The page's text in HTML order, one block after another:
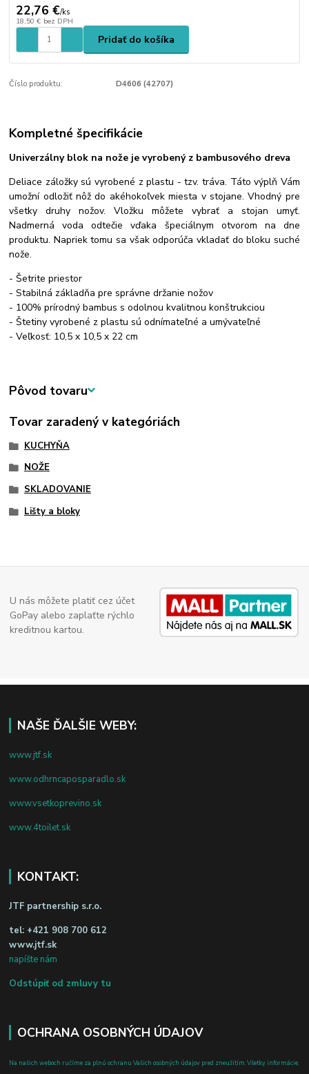
22,76 €/ks
18,50 € bez DPH
Pridať do košíka
Číslo produktu: D4606 (42707)
Kompletné špecifikácie
Univerzálny blok na nože je vyrobený z bambusového dreva
Deliace záložky sú vyrobené z plastu - tzv. tráva. Táto výplň Vám
umožní odložiť nôž do akéhokoľvek miesta v stojane. Vhodný pre
všetky druhy nožov. Vložku môžete vybrať a stojan umyť.
Nadmerná voda odtečie vďaka špeciálnym otvorom na dne
produktu. Napriek tomu sa však odporúča vkladať do bloku suché
nože.
- Šetrite priestor
- Stabilná základňa pre správne držanie nožov
- 100% prírodný bambus s odolnou kvalitnou konštrukciou
- Štetiny vyrobené z plastu sú odnímateľné a umývateľné
- Veľkosť: 10,5 x 10,5 x 22 cm
Pôvod tovaru
Tovar zaradený v kategóriách
KUCHYŇA
NOŽE
SKLADOVANIE
Lišty a bloky
U nás môžete platiť cez účet
GoPay alebo zaplaťte rýchlo
kreditnou kartou.
NAŠE ĎALŠIE WEBY:
www.jtf.sk
www.odhrncaposparadlo.sk
www.vsetkoprevino.sk
www.4toilet.sk
KONTAKT:
JTF partnership s.r.o.
tel: +421 908 700 612
www.jtf.sk
napíšte nám
Odstúpiť od zmluvy tu
OCHRANA OSOBNÝCH ÚDAJOV
Na našich weboch ručíme za plnú ochranu Vašich osobných údajov pred zneužitím. Všetky informácie,